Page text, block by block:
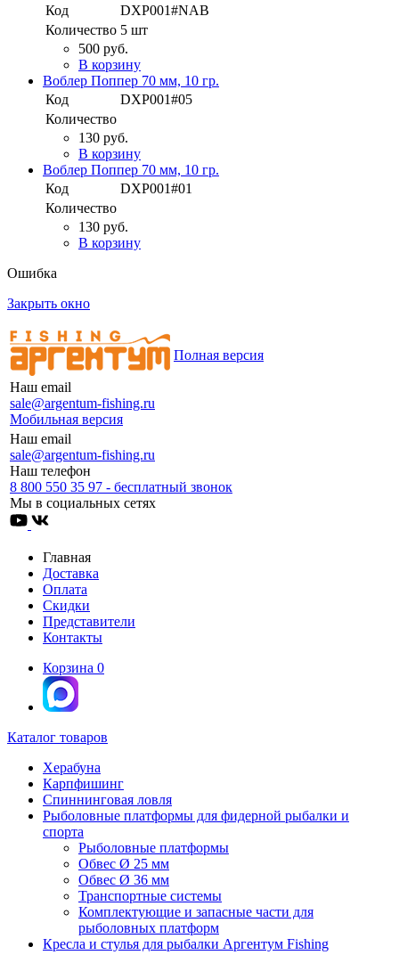
Код
DXP001#NAB
Количество 5 шт
500 руб.
В корзину
Воблер Поппер 70 мм, 10 гр.
Код
DXP001#05
Количество
130 руб.
В корзину
Воблер Поппер 70 мм, 10 гр.
Код
DXP001#01
Количество
130 руб.
В корзину
Ошибка
Закрыть окно
Наш email
sale@argentum-fishing.ru
Мобильная версия
Полная версия
Наш email
sale@argentum-fishing.ru
Наш телефон
8 800 550 35 97 - бесплатный звонок
Мы в социальных сетях
Главная
Доставка
Оплата
Скидки
Представители
Контакты
Корзина 0
Каталог товаров
Херабуна
Карпфишинг
Спиннинговая ловля
Рыболовные платформы для фидерной рыбалки и
спорта
Рыболовные платформы
Обвес Ø 25 мм
Обвес Ø 36 мм
Транспортные системы
Комплектующие и запасные части для
рыболовных платформ
Кресла и стулья для рыбалки Аргентум Fishing